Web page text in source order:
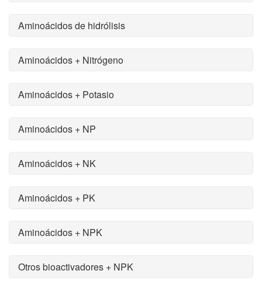
Aminoácidos de hidrólisis
Aminoácidos + Nitrógeno
Aminoácidos + Potasio
Aminoácidos + NP
Aminoácidos + NK
Aminoácidos + PK
Aminoácidos + NPK
Otros bioactivadores + NPK